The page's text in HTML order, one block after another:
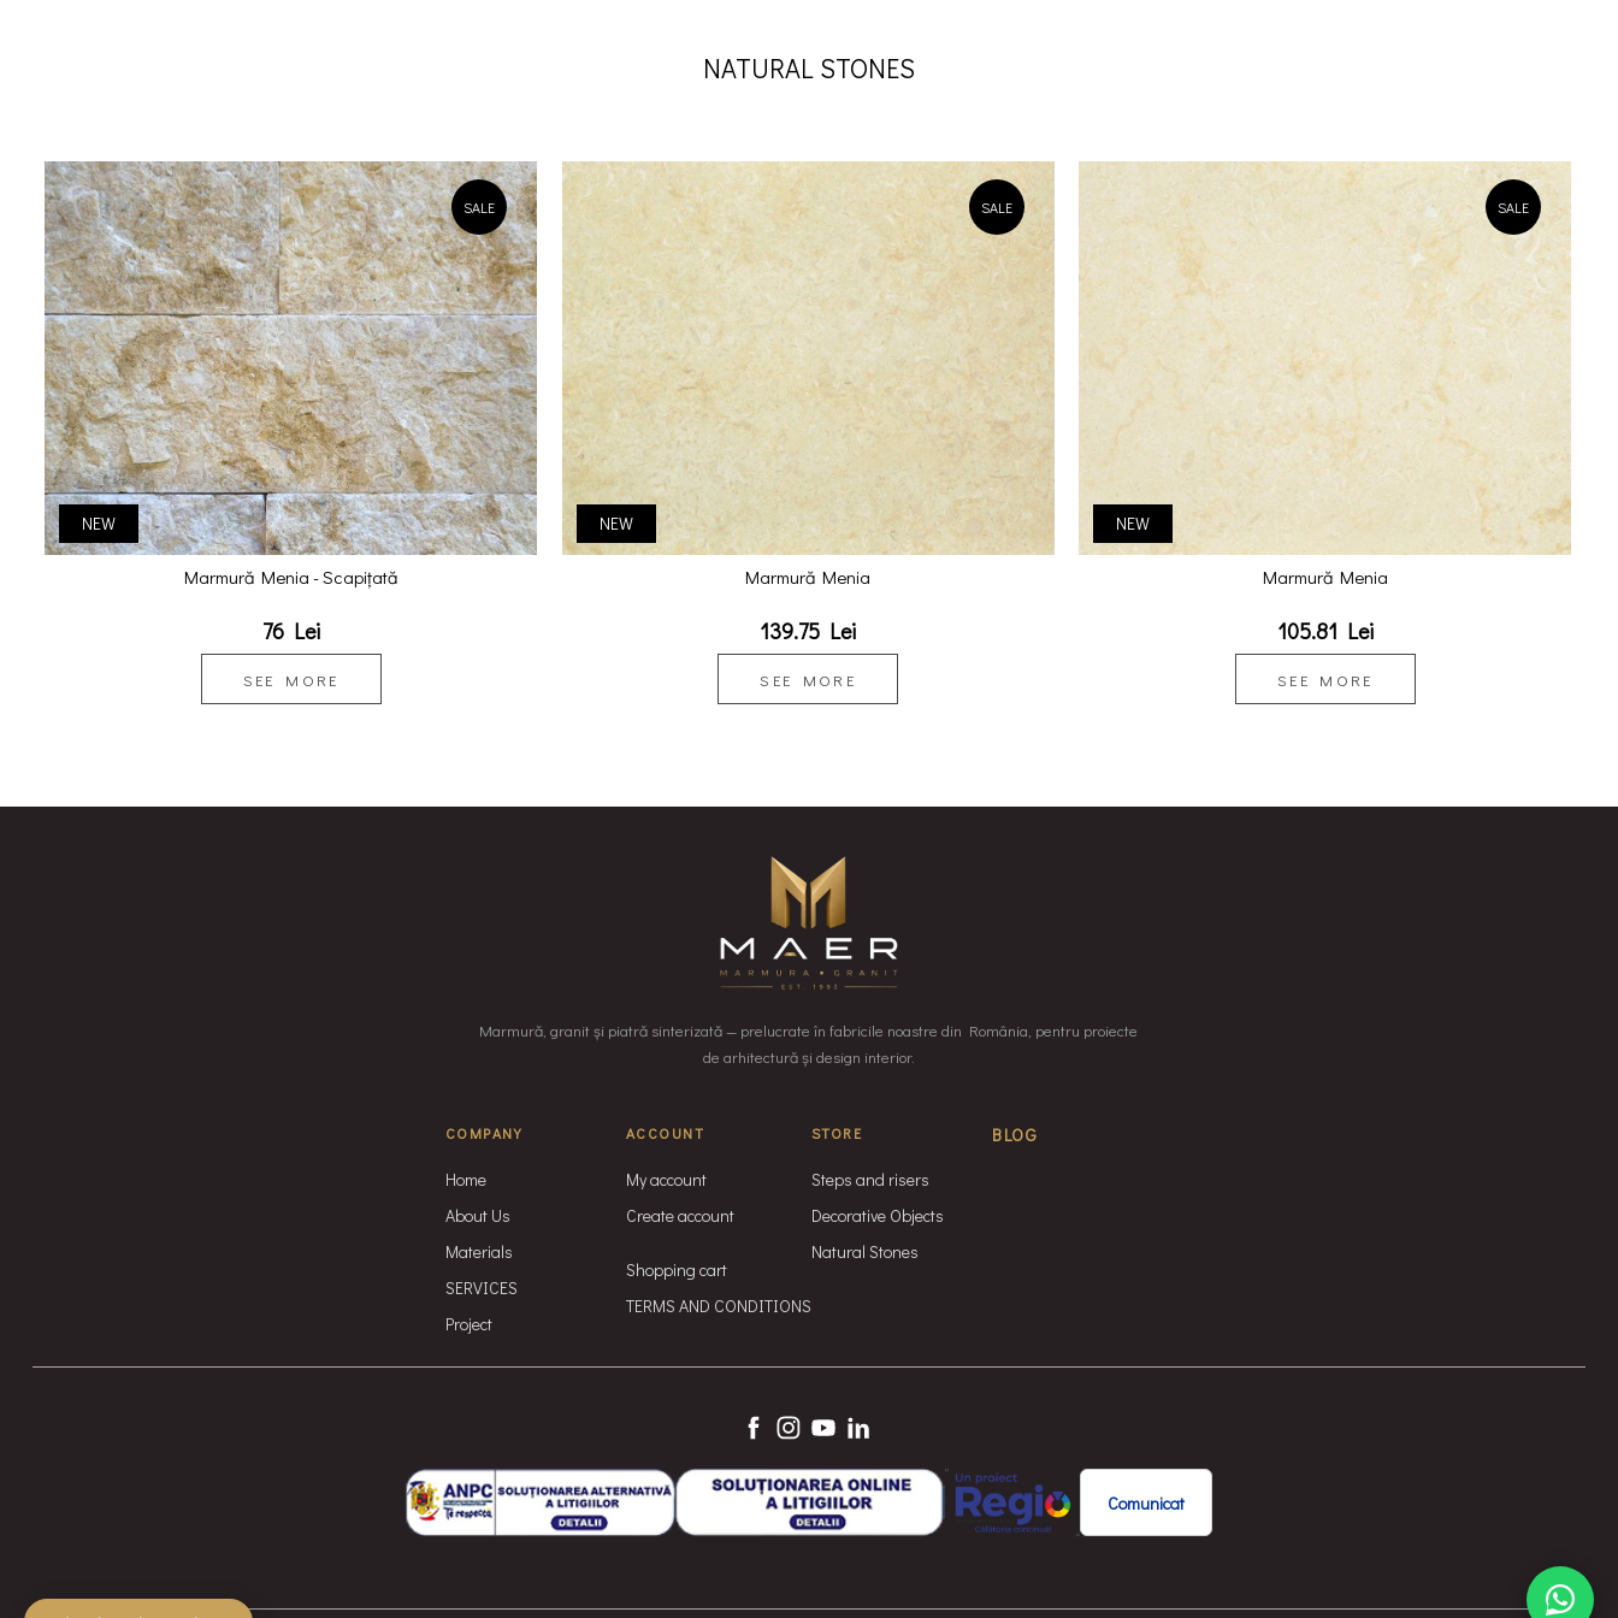
NATURAL STONES
NEW
SALE
Marmură Menia - Scapițată
76 Lei
SEE MORE
NEW
SALE
Marmură Menia
139.75 Lei
SEE MORE
NEW
SALE
Marmură Menia
105.81 Lei
SEE MORE
Marmură, granit și piatră sinterizată — prelucrate în fabricile noastre din România, pentru proiecte
de arhitectură și design interior.
COMPANY
Home
About Us
Materials
SERVICES
Project
ACCOUNT
My account
Create account
Shopping cart
TERMS AND CONDITIONS
STORE
Steps and risers
Decorative Objects
Natural Stones
BLOG
Comunicat